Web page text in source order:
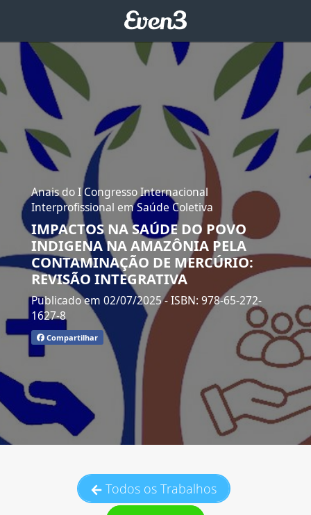
Anais do I Congresso Internacional
Interprofissional em Saúde Coletiva
IMPACTOS NA SAÚDE DO POVO
INDIGENA NA AMAZÔNIA PELA
CONTAMINAÇÃO DE MERCÚRIO:
REVISÃO INTEGRATIVA
Publicado em 02/07/2025- ISBN: 978-65-272-
1627-8
Compartilhar
Todos os Trabalhos